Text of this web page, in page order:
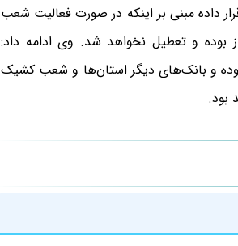
داده مبنی بر اینکه در صورت فعالیت شعب
بوده و تعطیل نخواهد شد. وی ادامه داد:
بوده و بانک‌های دیگر استان‌ها و شعب کشیک
بود.